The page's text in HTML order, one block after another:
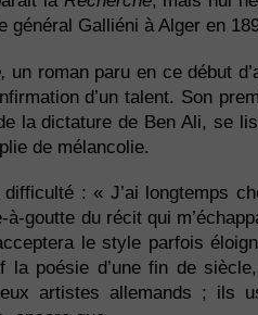
général Galliéni à Alger en
un roman paru en ce début
d’un talent. Son
la dictature de Ben Ali, se
de mélancolie.
: « J’ai longtemps
goutte du récit qui
le style parfois
la poésie d’une fin de
artistes allemands ; ils